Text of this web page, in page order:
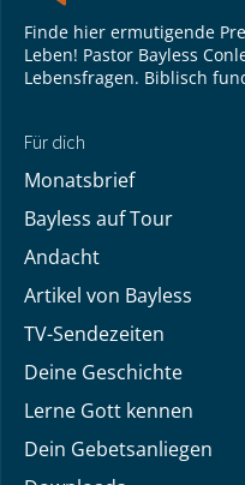
Finde hier ermutigende
Leben! Pastor Bayless
Lebensfragen. Biblisch
Für dich
Monatsbrief
Bayless auf Tour
Andacht
Artikel von Bayless
TV-Sendezeiten
Deine Geschichte
Lerne Gott kennen
Dein Gebetsanliegen